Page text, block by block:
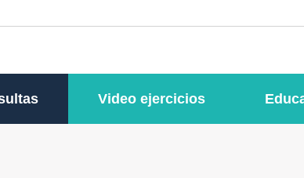
Video ejercicios